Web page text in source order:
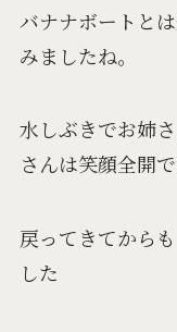
バナナボートと
みましたね。
水しぶきでお姉
さんは笑顔全開
戻ってきてから
した